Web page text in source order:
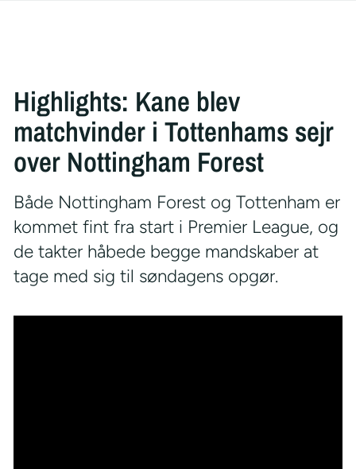
Highlights: Kane blev
matchvinder i Tottenhams sejr
over Nottingham Forest
Både Nottingham Forest og Tottenham er
kommet fint fra start i Premier League, og
de takter håbede begge mandskaber at
tage med sig til søndagens opgør.